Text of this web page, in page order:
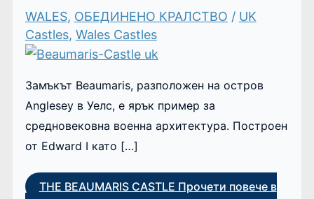
WALES, ОБЕДИНЕНО КРАЛСТВО / UK
Castles, Wales Castles
Замъкът Beaumaris, разположен на остров
Anglesey в Уелс, е ярък пример за
средновековна военна архитектура. Построен
от Edward I като […]
THE BEAUMARIS CASTLE Прочети повече в